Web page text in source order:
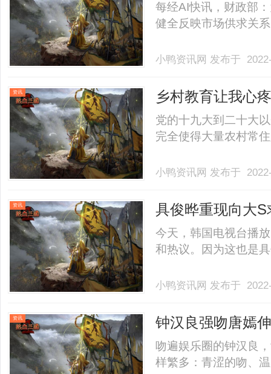
每经AI快讯，财政部
健全反映市场供求关
小鸭资讯网 发布于
资讯 乡村教育让我心疼
党的十九大到二十大
完全使得大量农村常
小鸭资讯网 发布于
资讯
具俊晔重现向大
每天缠着大S
今天，韩国电视台播
和热议。因为这也是
小鸭资讯网 发布于
资讯 钟汉良强吻唐嫣
吻遍娱乐圈的钟汉良
样繁多：青涩的吻、